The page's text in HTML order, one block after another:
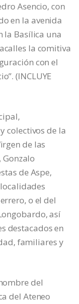
Asencio, con
en la avenida
la Basílica una
la comitiva
con el
(INCLUYE
colectivos de la
de las
de Aspe,
o el del
así
destacados en
familiares y
del
del Ateneo